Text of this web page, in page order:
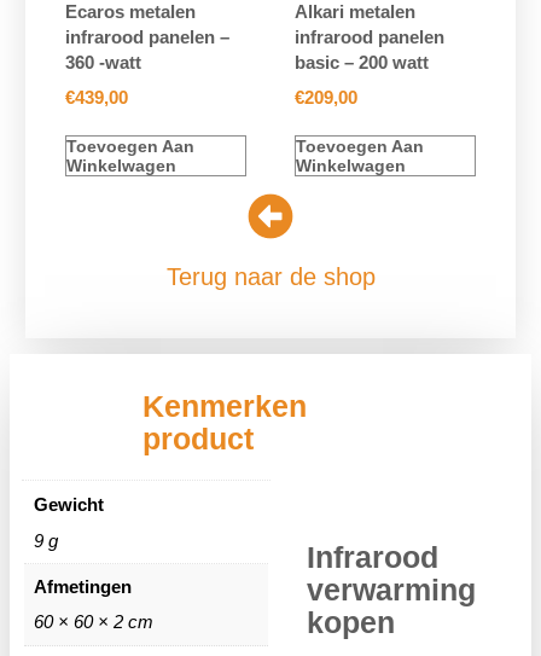
Ecaros metalen
infrarood panelen –
360 -watt
€439,00
Toevoegen Aan
Winkelwagen
Alkari metalen
infrarood panelen
basic – 200 watt
€209,00
Toevoegen Aan
Winkelwagen
Terug naar de shop
Kenmerken
product
Gewicht
9 g
Afmetingen
60 × 60 × 2 cm
Infrarood
verwarming
kopen